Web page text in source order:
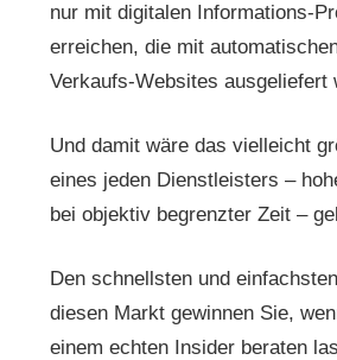
nur mit digitalen Informations-
erreichen, die mit
Verkaufs-Websites ausgeliefert
Und damit wäre das vielleicht
eines jeden Dienstleisters –
bei objektiv begrenzter Zeit –
Den schnellsten und
diesen Markt gewinnen Sie,
einem echten Insider beraten